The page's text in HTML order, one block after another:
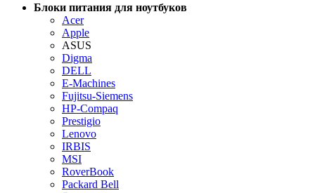
Блоки питания для ноутбуков
Acer
Apple
ASUS
Digma
DELL
E-Machines
Fujitsu-Siemens
HP-Compaq
Prestigio
Lenovo
IRBIS
MSI
RoverBook
Packard Bell